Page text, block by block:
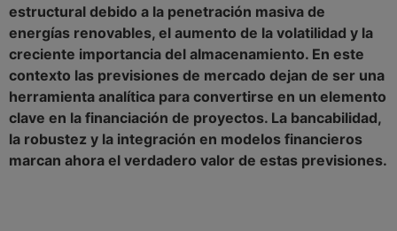
estructural debido a la penetración masiva de
energías renovables, el aumento de la volatilidad y la
creciente importancia del almacenamiento. En este
contexto las previsiones de mercado dejan de ser una
herramienta analítica para convertirse en un elemento
clave en la financiación de proyectos. La bancabilidad,
la robustez y la integración en modelos financieros
marcan ahora el verdadero valor de estas previsiones.